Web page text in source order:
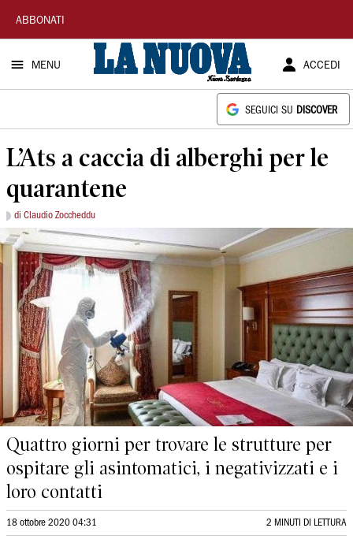
La
Nuova
Sardegna
ABBONATI
MENU ACCEDI
SEGUICI SU DISCOVER
L’Ats a caccia di alberghi per le
quarantene
di Claudio Zoccheddu
Quattro giorni per trovare le strutture per
ospitare gli asintomatici, i negativizzati e i
loro contatti
18 ottobre 2020 04:31 2 MINUTI DI LETTURA